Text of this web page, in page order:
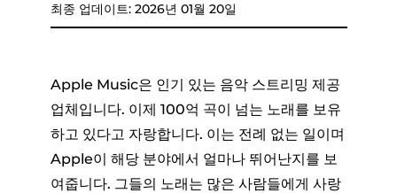
스노에 MP3
어떻게최종 업데이트: 2026년 01월 20일
Apple Music은 인기 있는 음악 스트리밍 제공
업체입니다. 이제 100억 곡이 넘는 노래를 보유
하고 있다고 자랑합니다. 이는 전례 없는 일이며
Apple이 해당 분야에서 얼마나 뛰어난지를 보
여줍니다. 그들의 노래는 많은 사람들에게 사랑